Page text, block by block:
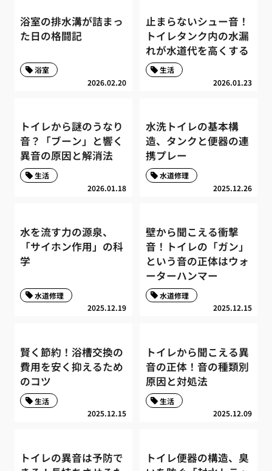
浴室の排水溝が詰まっ
た日の格闘記
2026.02.20
浴室
止まらないシュー音！
トイレタンク内の水漏
れが水道代を高くする
2026.01.23
生活
トイレから謎のうなり
音？「ブーン」と響く
異音の原因と解消法
2026.01.18
生活
水洗トイレの基本構
造、タンクと便器の連
携プレー
2025.12.26
水道修理
水を流す力の源泉、
「サイホン作用」の科
学
2025.12.19
水道修理
壁から聞こえる衝撃
音！トイレの「ガン」
という音の正体はウォ
ーターハンマー
2025.12.15
水道修理
賢く節約！浴槽交換の
費用を安く抑えるため
のコツ
2025.12.15
生活
トイレから聞こえる異
音の正体！音の種類別
原因と対処法
2025.12.09
生活
トイレの異音は予防で
トイレ便器の構造、臭